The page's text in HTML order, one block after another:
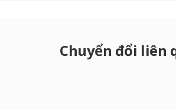
Chuyển đổi liên